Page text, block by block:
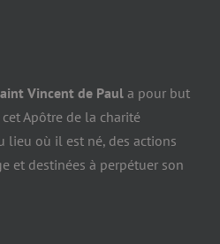
Vincent de Paul a pour but
Apôtre de la charité
lieu où il est né, des actions
et destinées à perpétuer son